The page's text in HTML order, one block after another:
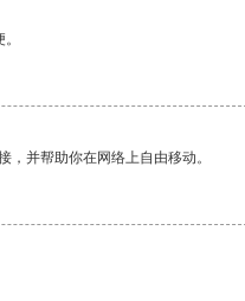
并帮助你在网络上自由移动。